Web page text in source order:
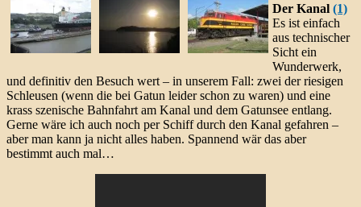
Der Kanal (1)
Es ist einfach
aus technischer
Sicht ein
Wunderwerk,
und definitiv den Besuch wert – in unserem Fall: zwei der riesigen
Schleusen (wenn die bei Gatun leider schon zu waren) und eine
krass szenische Bahnfahrt am Kanal und dem Gatunsee entlang.
Gerne wäre ich auch noch per Schiff durch den Kanal gefahren –
aber man kann ja nicht alles haben. Spannend wär das aber
bestimmt auch mal…